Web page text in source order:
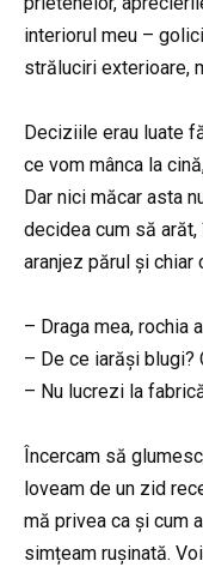
interiorul meu –
străluciri exterioare,
Deciziile erau luate
ce vom mânca la
Dar nici măcar asta
decidea cum să
aranjez părul și
– Draga mea, rochia
– De ce iarăși
– Nu lucrezi la
Încercam să
loveam de un zid
mă privea ca și cum
simțeam rușinată.